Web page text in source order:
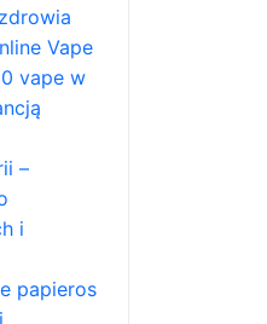
Vape
vape w
–
i
papieros